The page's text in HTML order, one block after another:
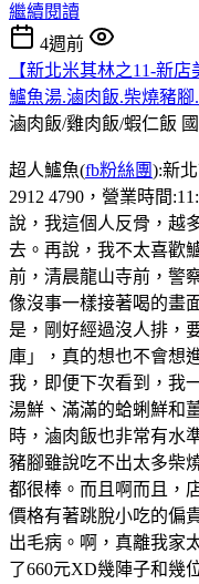
繼續閱讀
4週前
【新北米其林之11-新
鱸魚湯.滷肉飯.柴燒豬
滷肉飯/雞肉飯/蝦仁飯
超人鱸魚(fb粉絲團):新
2912 4790，營業時間
說，我這個人反骨，越
去。再說，我不太喜歡
前，清晨龍山寺前，警
像沒事一樣接著喝的畫
是，剛好經過沒人排，
庫」，真的想也不會想
我，即便下次看到，我
湯鮮、滿滿的蛤蜊鮮和
時，滷肉飯也非常有水
豬腳雖說吃不出太多柴
都很棒。而且啊而且，
價格有著跳脫小吃的偏
出毛病。啊，真離我家
了660元XD幾陣子和幾